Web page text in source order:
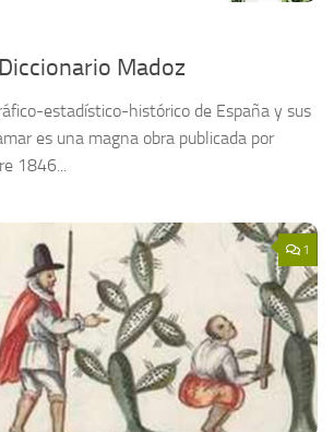
Madoz
estadístico-histórico de España y sus
es una magna obra publicada por
1846...
1